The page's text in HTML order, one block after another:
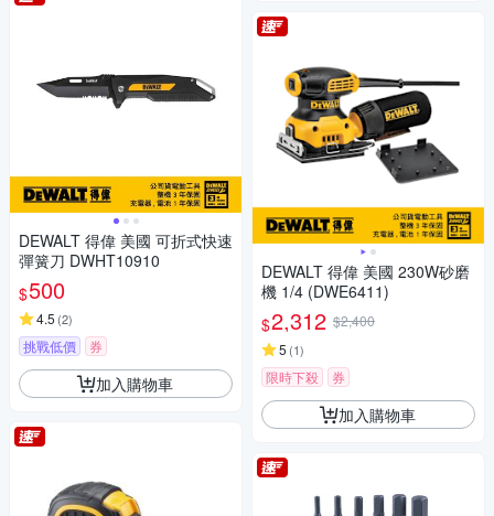
DEWALT 得偉 美國 可折式快速
彈簧刀 DWHT10910
$500
4.5 (2)
挑戰低價 券
加入購物車
DEWALT 得偉 美國 230W砂磨
機 1/4 (DWE6411)
$2,312 $2,400
5 (1)
限時下殺 券
加入購物車